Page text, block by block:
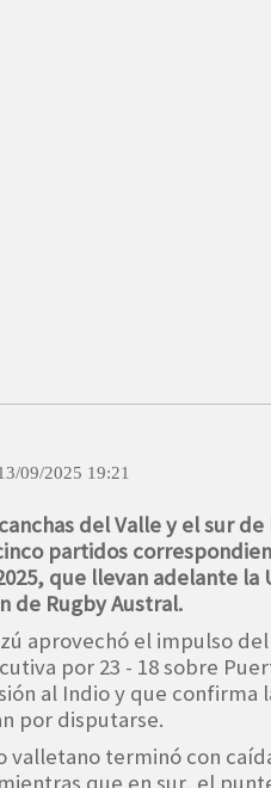
09/2025 19:21
del Valle y el sur
partidos
que llevan adelante la
de Rugby Austral.
aprovechó el impulso
por 23 - 18 sobre
al Indio y que confirma
por disputarse.
valletano terminó con